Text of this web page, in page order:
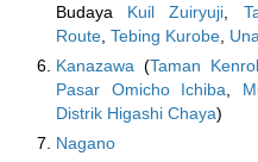
Budaya Kuil Zuiryuji
Route Tebing Kurobe
Kanazawa (Taman
Pasar Omicho Ichiba
Distrik Higashi Chaya)
Nagano